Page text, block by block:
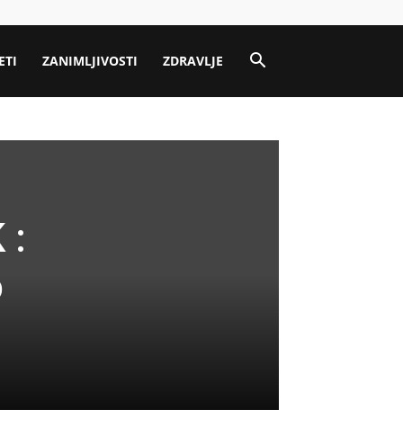
ZANIMLJIVOSTI ZDRAVLJE
: